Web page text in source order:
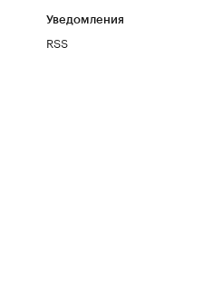
Уведомления
RSS